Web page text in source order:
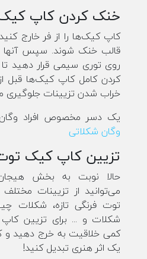
خنک کردن کاپ
قالب خنک شوند. سپس آنها
روی توری سیمی قرار دهید
کردن کامل کاپ کیک‌ها قبل
خراب شدن تزیینات جلوگیری
یک دسر مخصوص افراد
وگان شکلاتی
تزیین کاپ کیک
حالا نوبت به بخش هیجان
می‌توانید از تزیینات مختلف
توت فرنگی تازه، شکلات
شکلات و ... برای تزیین
کمی خلاقیت به خرج دهید و
یک اثر هنری تبدیل کنید!